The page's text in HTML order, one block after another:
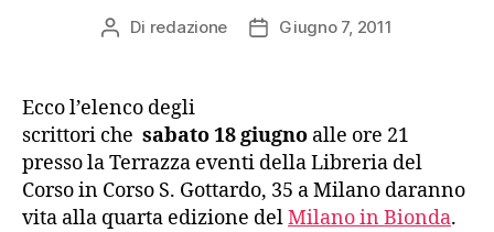
Autore
Di redazione
DataGiugno 7, 2011
Ecco l’elenco degli
scrittori che sabato 18 giugno alle ore 21
presso la Terrazza eventi della Libreria del
Corso in Corso S. Gottardo, 35 a Milano daranno
vita alla quarta edizione delMilano in Bionda.